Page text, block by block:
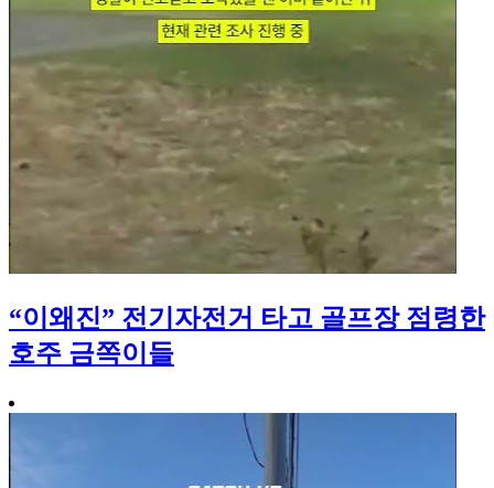
“이왜진” 전기자전거 타고 골프장 점령한
호주 금쪽이들